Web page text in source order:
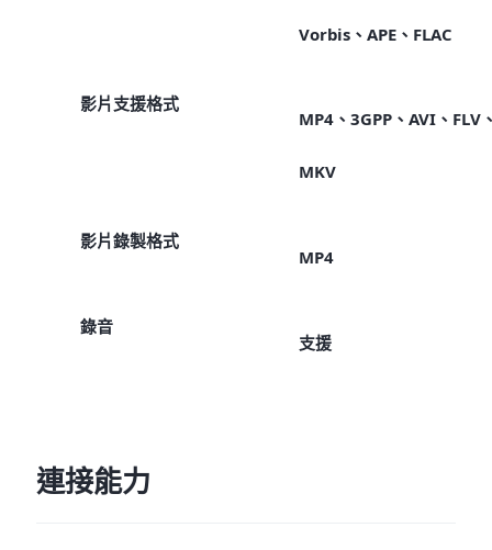
Vorbis、APE、FLAC
影片支援格式
MP4、3GPP、AVI、FLV
MKV
影片錄製格式
MP4
錄音
支援
連接能力